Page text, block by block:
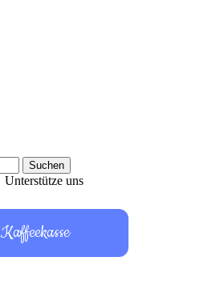
Unterstütze uns
Kaffeekasse